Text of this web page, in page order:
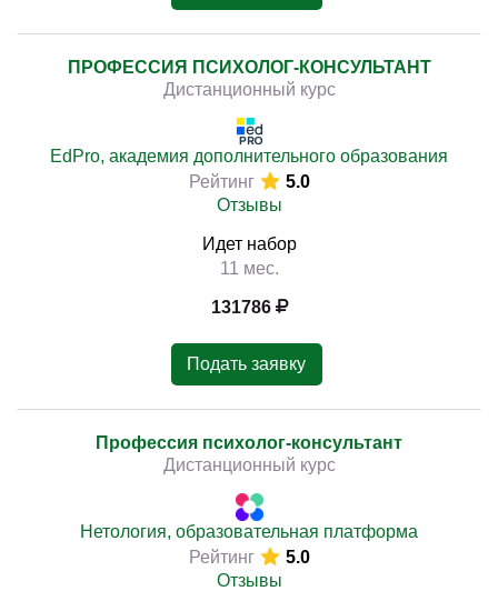
ПРОФЕССИЯ ПСИХОЛОГ-КОНСУЛЬТАНТ
Дистанционный курс
EdPro, академия дополнительного образования
Рейтинг
5.0
Отзывы
Идет набор
11 мес.
131786
Подать заявку
Профессия психолог-консультант
Дистанционный курс
Нетология, образовательная платформа
Рейтинг
5.0
Отзывы